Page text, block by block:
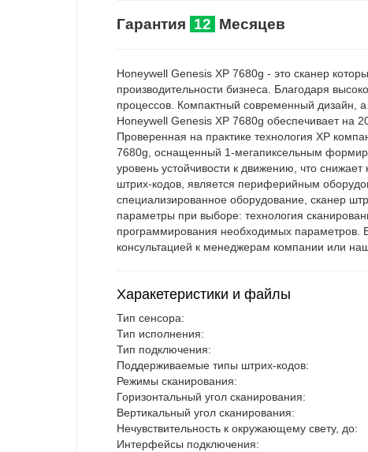
Гарантия 12 Месяцев
Honeywell Genesis XP 7680g - это сканер
производительности бизнеса. Благодаря
процессов. Компактный современный дизайн,
Honeywell Genesis XP 7680g обеспечивает на
Проверенная на практике технология XP
7680g, оснащенный 1-мегапиксельным
уровень устойчивости к движению, что
штрих-кодов, является периферийным
специализированное оборудование, сканер
параметры при выборе: технология
программирования необходимых параметров.
консультацией к менеджерам компании или
Харакетеристики и файлы
Тип сенсора:
Тип исполнения:
Тип подключения:
Поддерживаемые типы штрих-кодов:
Режимы сканирования:
Горизонтальный угол сканирования:
Вертикальный угол сканирования:
Нечувствительность к окружающему свету, до:
Интерфейсы подключения: